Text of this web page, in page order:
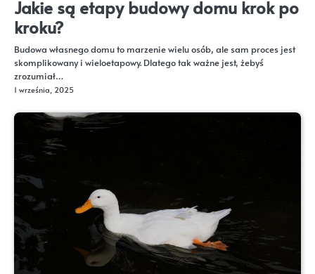
Jakie są etapy budowy domu krok po
kroku?
Budowa własnego domu to marzenie wielu osób, ale sam proces jest
skomplikowany i wieloetapowy. Dlatego tak ważne jest, żebyś
zrozumiał…
1 września, 2025